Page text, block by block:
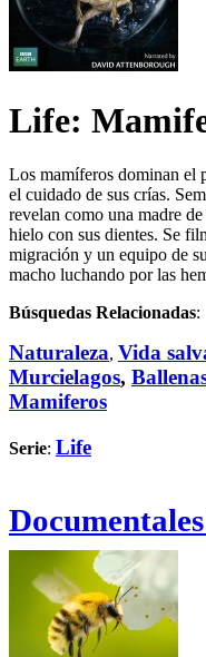
Life:
Los mamíferos dominan el
el cuidado de sus crías.
revelan como una madre
hielo con sus dientes. Se
migración y un equipo de
macho luchando por las
Búsquedas Relacionadas:
Naturaleza, Vida
Murcielagos,
Mamiferos
Serie: Life